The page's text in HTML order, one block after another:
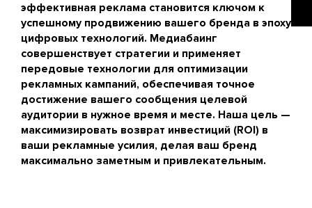
эффективная реклама становится ключом к
успешному продвижению вашего бренда в эпоху
цифровых технологий. Медиабаинг
совершенствует стратегии и применяет
передовые технологии для оптимизации
рекламных кампаний, обеспечивая точное
достижение вашего сообщения целевой
аудитории в нужное время и месте. Наша цель —
максимизировать возврат инвестиций (ROI) в
ваши рекламные усилия, делая ваш бренд
максимально заметным и привлекательным.